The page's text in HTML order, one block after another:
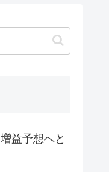
益予想へと